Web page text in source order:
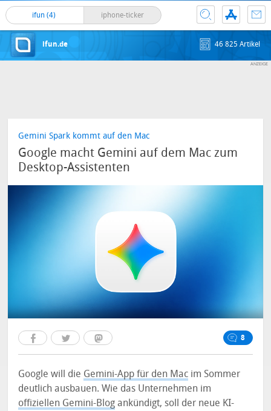
ifun (4) iphone-ticker
ifun.de 46 825 Artikel
Gemini Spark kommt auf den Mac
Google macht Gemini auf dem Mac zum
Desktop-Assistenten
8
Google will die Gemini-App für den Mac im Sommer
deutlich ausbauen. Wie das Unternehmen im
offiziellen Gemini-Blog ankündigt, soll der neue KI-